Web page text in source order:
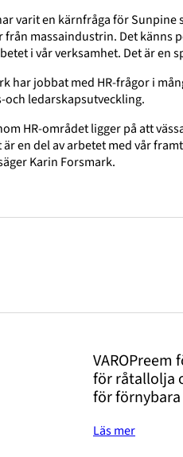
varit en kärnfråga för
massaindustrin. Det känns
i vår verksamhet. Det är en
har jobbat med HR-frågor i
ledarskapsutveckling.
HR-området ligger på att
är en del av arbetet med vår
Karin Forsmark.
för råtallolja
för
Läs mer